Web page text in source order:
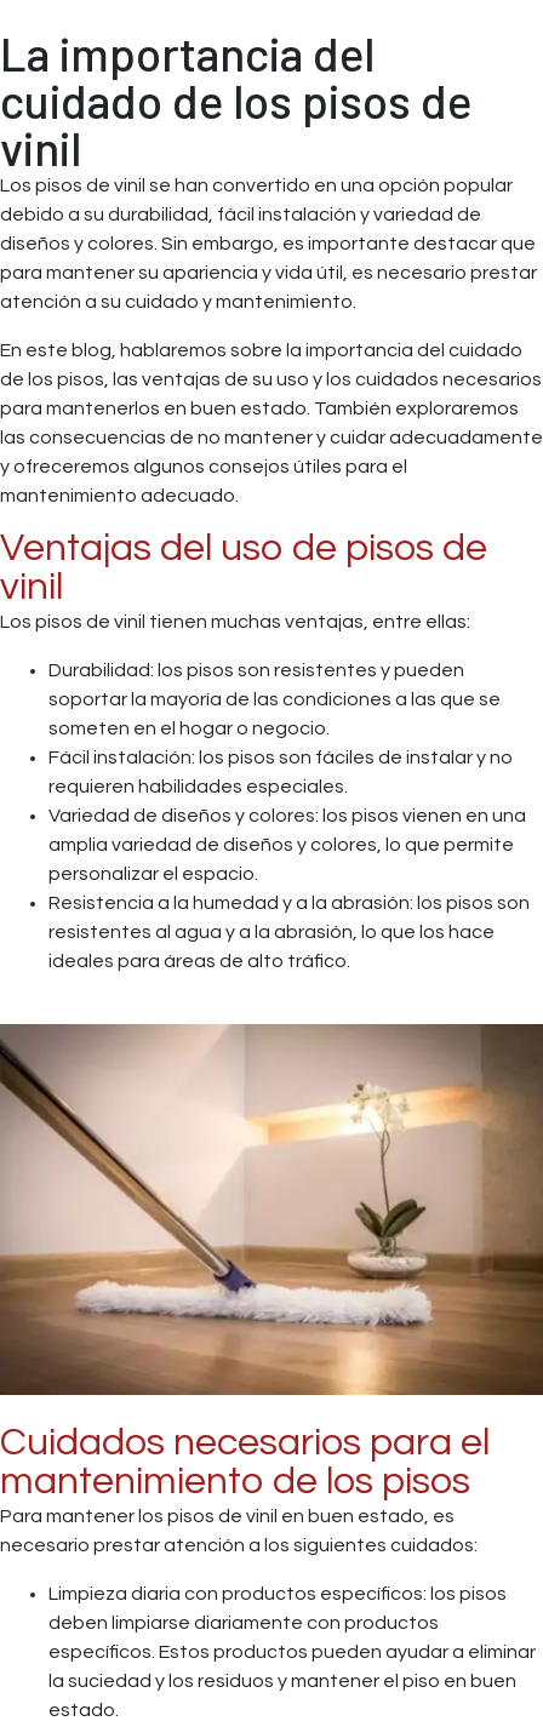
La importancia del
cuidado de los pisos de
vinil
Los pisos de vinil se han convertido en una opción popular
debido a su durabilidad, fácil instalación y variedad de
diseños y colores. Sin embargo, es importante destacar que
para mantener su apariencia y vida útil, es necesario prestar
atención a su cuidado y mantenimiento.
En este blog, hablaremos sobre la importancia del cuidado
de los pisos, las ventajas de su uso y los cuidados necesarios
para mantenerlos en buen estado. También exploraremos
las consecuencias de no mantener y cuidar adecuadamente
y ofreceremos algunos consejos útiles para el
mantenimiento adecuado.
Ventajas del uso de pisos de
vinil
Los pisos de vinil tienen muchas ventajas, entre ellas:
Durabilidad: los pisos son resistentes y pueden
soportar la mayoría de las condiciones a las que se
someten en el hogar o negocio.
Fácil instalación: los pisos son fáciles de instalar y no
requieren habilidades especiales.
Variedad de diseños y colores: los pisos vienen en una
amplia variedad de diseños y colores, lo que permite
personalizar el espacio.
Resistencia a la humedad y a la abrasión: los pisos son
resistentes al agua y a la abrasión, lo que los hace
ideales para áreas de alto tráfico.
Cuidados necesarios para el
mantenimiento de los pisos
Para mantener los pisos de vinil en buen estado, es
necesario prestar atención a los siguientes cuidados:
Limpieza diaria con productos específicos: los pisos
deben limpiarse diariamente con productos
específicos. Estos productos pueden ayudar a eliminar
la suciedad y los residuos y mantener el piso en buen
estado.